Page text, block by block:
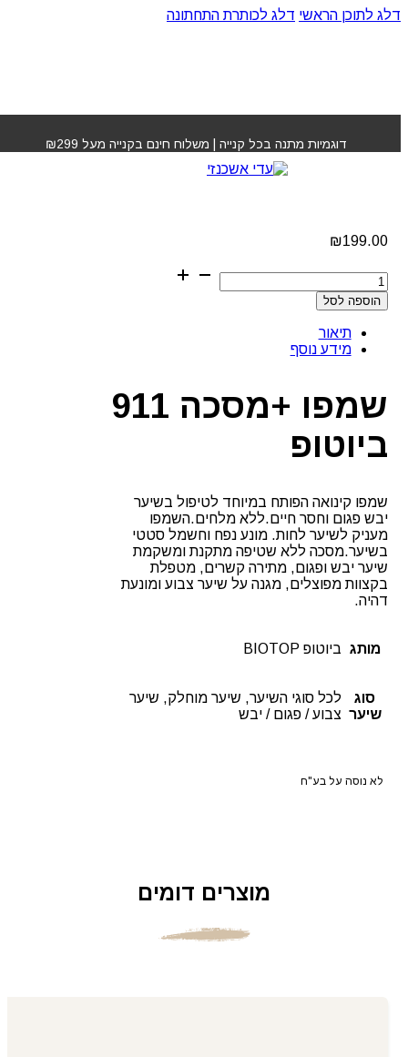
דלג לתוכן הראשי דלג לכותרת התחתונה
דוגמיות מתנה בכל קנייה | משלוח חינם בקנייה מעל ₪299
שמפו +מסכה 911 ביוטופ
₪199.00
כמות
של
שמפו
911
ביוטופ
הוספה לסל
תיאור
מידע נוסף
שמפו +מסכה 911
ביוטופ
שמפו קינואה הפותח במיוחד לטיפול בשיער
יבש פגום וחסר חיים.ללא מלחים.השמפו
מעניק לשיער לחות. מונע נפח וחשמל סטטי
בשיער.מסכה ללא שטיפה מתקנת ומשקמת
שיער יבש ופגום, מתירה קשרים, מטפלת
בקצוות מפוצלים, מגנה על שיער צבוע ומונעת
דהיה.
מותג ביוטופ BIOTOP
סוג
שיער
לכל סוגי השיער, שיער מוחלק, שיער
צבוע / פגום / יבש
לא נוסה על בע"ח
מוצרים דומים